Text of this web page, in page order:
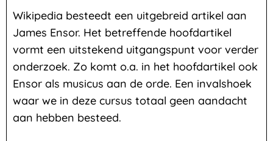
Wikipedia besteedt een uitgebreid artikel aan
James Ensor. Het betreffende hoofdartikel
vormt een uitstekend uitgangspunt voor verder
onderzoek. Zo komt o.a. in het hoofdartikel ook
Ensor als musicus aan de orde. Een invalshoek
waar we in deze cursus totaal geen aandacht
aan hebben besteed.